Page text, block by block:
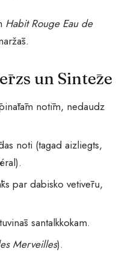
Habit Rouge Eau de
un Sintēze
notīm, nedaudz
noti (tagad aizliegts,
par dabisko vetivēru,
santalkkokam.
Merveilles).